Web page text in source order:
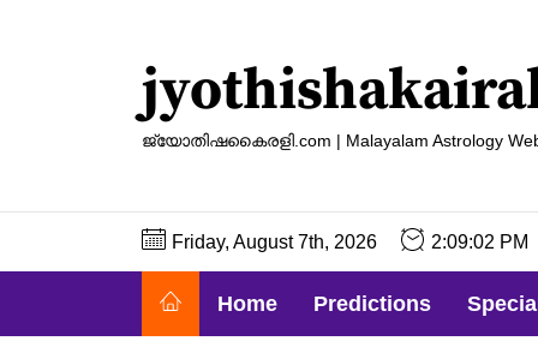
ജ്യോതിഷകൈരളി.com | Malayalam Astrology
Friday, August 7th, 2026 2:09:03 PM
Home Predictions